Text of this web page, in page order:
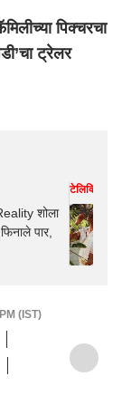
पिक्चरचा
ट्रेलर
शोला
पार,
टेलिव्हिजन
(IST)